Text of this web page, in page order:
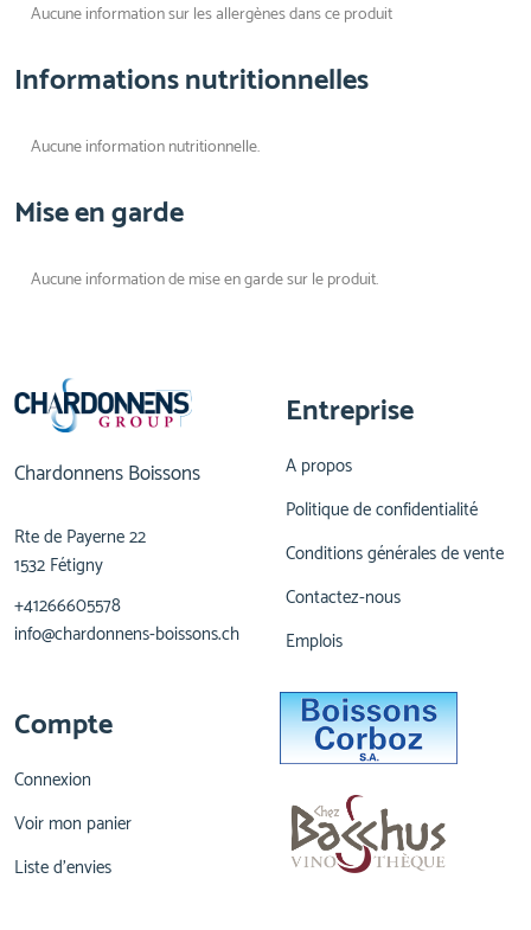
Aucune information sur les allergènes dans ce produit
Informations nutritionnelles
Aucune information nutritionnelle.
Mise en garde
Aucune information de mise en garde sur le produit.
Chardonnens Boissons
Rte de Payerne 22
1532 Fétigny
+41266605578
info@chardonnens-boissons.ch
Entreprise
A propos
Politique de confidentialité
Conditions générales de vente
Contactez-nous
Emplois
Compte
Connexion
Voir mon panier
Liste d'envies